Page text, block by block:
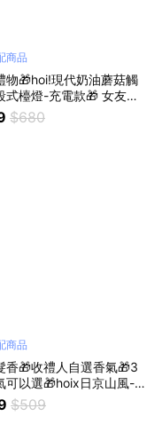
商品
物🎁hoi!現代奶油蘑菇觸
式檯燈-充電款🎁 女友禮
$680
商品
香🎁收禮人自選香氣🎁3
可以選🎁hoix日京山風-免
蛋白護髮噴霧180ml 再送
風體驗包🎁
$509